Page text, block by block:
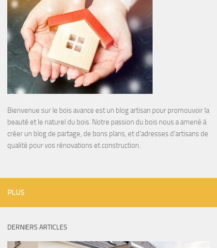
Bienvenue sur le bois avance est un blog artisan pour promouvoir la
beauté et le naturel du bois. Notre passion du bois nous a amené à
créer un blog de partage, de bons plans, et d’adresses d’artisans de
qualité pour vos rénovations et construction.
PLUS
DERNIERS ARTICLES